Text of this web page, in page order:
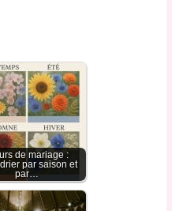
de mariage :
par saison et
par…